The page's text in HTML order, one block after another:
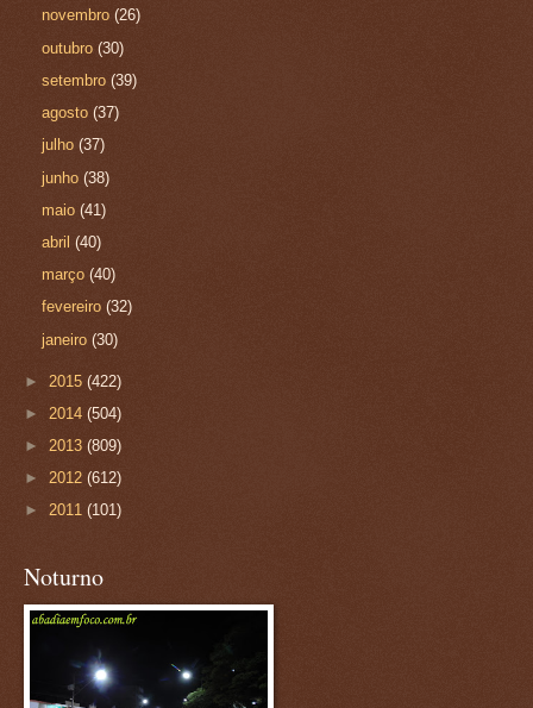
novembro(26)
outubro(30)
setembro(39)
agosto(37)
julho(37)
junho(38)
maio(41)
abril(40)
março(40)
fevereiro(32)
janeiro(30)
► 2015 (422)
► 2014 (504)
► 2013 (809)
► 2012 (612)
► 2011 (101)
Noturno